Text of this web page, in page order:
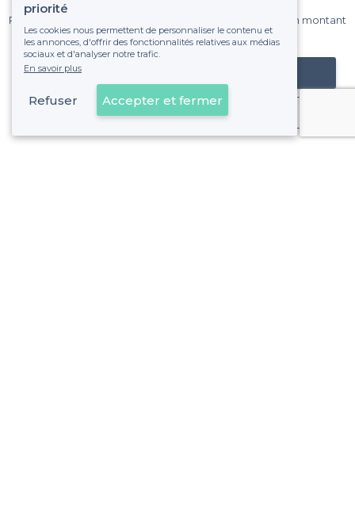
Pas de commissions et sans engagement, vous payez un montant
fixe sans risque de voir déraper la facture.
Référencer mon établissement
Déjà client
priorité
Les cookies nous permettent de personnaliser le contenu et
les annonces, d'offrir des fonctionnalités relatives aux médias
sociaux et d'analyser notre trafic.
En savoir plus
Refuser Accepter et fermer